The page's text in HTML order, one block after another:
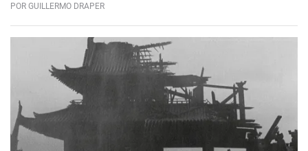
POR GUILLERMO DRAPER